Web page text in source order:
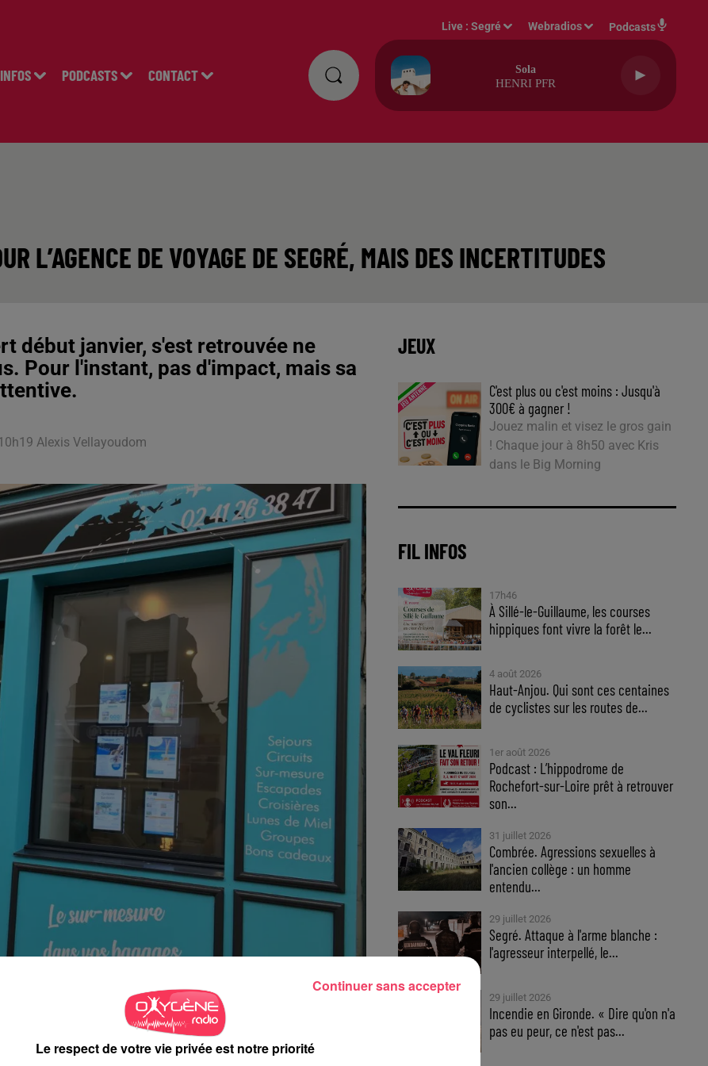
INFOS PODCASTS CONTACT
Live :Segré Webradios Podcasts
Sola
HENRI PFR
L’AGENCE DE VOYAGE DE SEGRÉ, MAIS DES INCERTITUDES
début janvier, s'est retrouvée ne
Pour l'instant, pas d'impact, mais sa
Alexis Vellayoudom
est-il impacté ? À Segré, l’agence Anjou Bleu Voyages a
JEUX
C'est plus ou c'est moins : Jusqu'à
300€ à gagner !
Jouez malin et visez le gros gain
! Chaque jour à 8h50 avec Kris
dans le Big Morning
FIL INFOS
17h46
À Sillé-le-Guillaume, les courses
hippiques font vivre la forêt le...
4 août 2026
Haut-Anjou. Qui sont ces centaines
de cyclistes sur les routes de...
1er août 2026
Podcast : L’hippodrome de
Rochefort-sur-Loire prêt à retrouver
son...
31 juillet 2026
Combrée. Agressions sexuelles à
l'ancien collège : un homme
entendu...
29 juillet 2026
Segré. Attaque à l'arme blanche :
l'agresseur interpellé, le...
29 juillet 2026
Incendie en Gironde. « Dire qu'on n'a
pas eu peur, ce n'est pas...
Le respect de votre vie privée est notre priorité
Continuer sans accepter